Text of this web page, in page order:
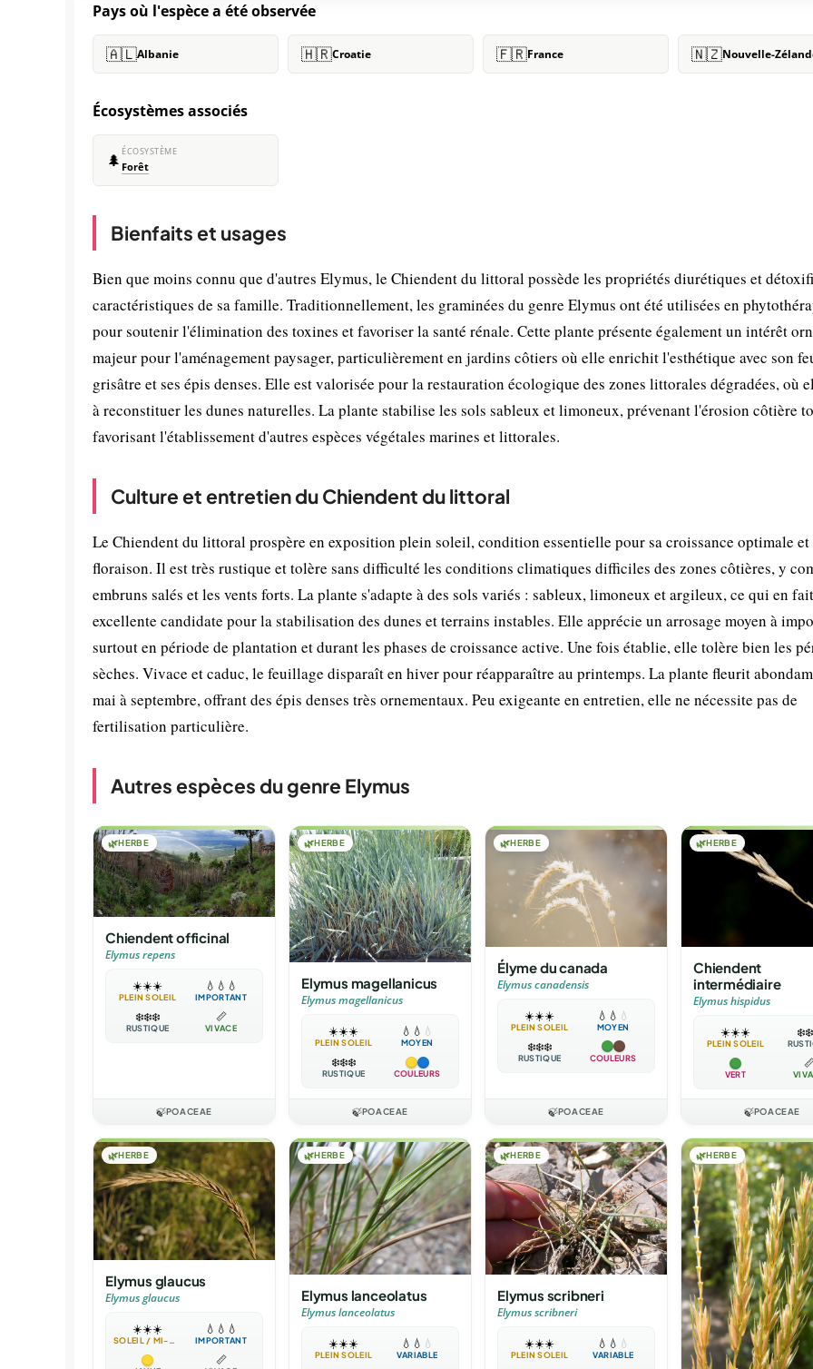
Pays où l'espèce a été observée
🇦🇱Albanie 🇭🇷Croatie 🇫🇷France 🇳🇿Nouvelle-
Écosystèmes associés
🌲 ÉCOSYSTÈME
Forêt
Bienfaits et usages
Bien que moins connu que d'autres Elymus, le Chiendent du littoral possède les propriétés diurétiques et
caractéristiques de sa famille. Traditionnellement, les graminées du genre Elymus ont été utilisées en
pour soutenir l'élimination des toxines et favoriser la santé rénale. Cette plante présente également un intérêt
majeur pour l'aménagement paysager, particulièrement en jardins côtiers où elle enrichit l'esthétique avec son
grisâtre et ses épis denses. Elle est valorisée pour la restauration écologique des zones littorales dégradées, où
à reconstituer les dunes naturelles. La plante stabilise les sols sableux et limoneux, prévenant l'érosion côtière
favorisant l'établissement d'autres espèces végétales marines et littorales.
Culture et entretien du Chiendent du littoral
Le Chiendent du littoral prospère en exposition plein soleil, condition essentielle pour sa croissance optimale et
floraison. Il est très rustique et tolère sans difficulté les conditions climatiques difficiles des zones côtières, y
embruns salés et les vents forts. La plante s'adapte à des sols variés : sableux, limoneux et argileux, ce qui en
excellente candidate pour la stabilisation des dunes et terrains instables. Elle apprécie un arrosage moyen à
surtout en période de plantation et durant les phases de croissance active. Une fois établie, elle tolère bien les
sèches. Vivace et caduc, le feuillage disparaît en hiver pour réapparaître au printemps. La plante fleurit
mai à septembre, offrant des épis denses très ornementaux. Peu exigeante en entretien, elle ne nécessite pas de
fertilisation particulière.
Autres espèces du genre Elymus
🌿HERBE
Chiendent officinal
Elymus repens
☀️☀️☀️
PLEIN SOLEIL
💧 💧 💧
IMPORTANT
❄️❄️❄️
RUSTIQUE
📏
VIVACE
🍃POACEAE
🌿HERBE
Elymus magellanicus
Elymus magellanicus
☀️☀️☀️
PLEIN SOLEIL
💧 💧 💧
MOYEN
❄️❄️❄️
RUSTIQUE COULEURS
🍃POACEAE
🌿HERBE
Élyme du canada
Elymus canadensis
☀️☀️☀️
PLEIN SOLEIL
💧 💧 💧
MOYEN
❄️❄️❄️
RUSTIQUE COULEURS
🍃POACEAE
🌿HERBE
Chiendent
intermédiaire
Elymus hispidus
☀️☀️☀️
PLEIN SOLEIL
❄️❄️
VERT
🍃POACEAE
🌿HERBE
Elymus glaucus
Elymus glaucus
☀️☀️☀️
SOLEIL / MI-OMBRE
💧 💧 💧
IMPORTANT
📏
🌿HERBE
Elymus lanceolatus
Elymus lanceolatus
☀️☀️☀️
PLEIN SOLEIL
💧 💧 💧
VARIABLE
🌿HERBE
Elymus scribneri
Elymus scribneri
☀️☀️☀️
PLEIN SOLEIL
💧 💧 💧
VARIABLE
🌿HERBE